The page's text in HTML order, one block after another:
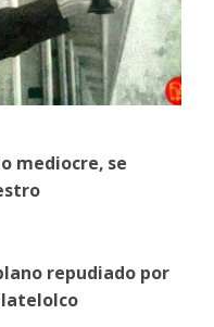
mediocre, se
repudiado por